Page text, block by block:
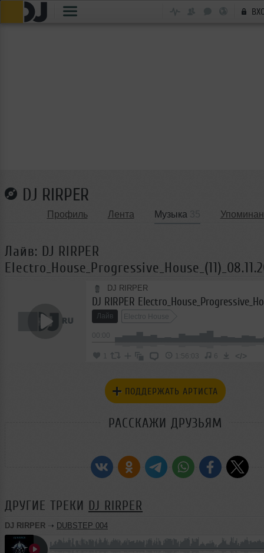
DJ RIRPER
Профиль Лента Музыка
Лайв: DJ RIRPER
DJ RIRPER
Лайв Electro House
1:56:03 6 </>
ПОДДЕРЖАТЬ АРТИСТА
РАССКАЖИ ДРУЗЬЯМ
ДРУГИЕ ТРЕКИ DJ RIRPER
DJ RIRPER ➝ DUBSTEP 004